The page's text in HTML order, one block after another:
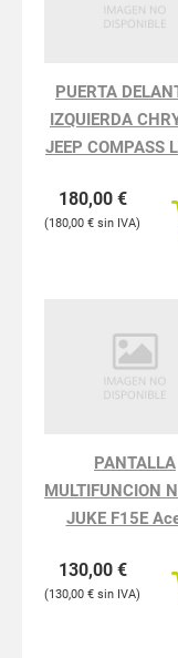
PUERTA
IZQUIERDA
JEEP COMPASS
180,00 €
180,00 €
PANTALLA
MULTIFUNCION
JUKE F15E
130,00 €
130,00 €